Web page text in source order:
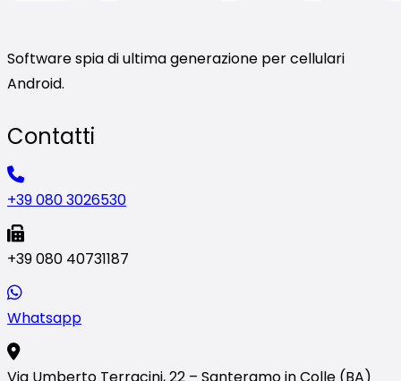
Software spia di ultima generazione per cellulari
Android.
Contatti
+39 080 3026530
+39 080 40731187
Whatsapp
Via Umberto Terracini, 22 – Santeramo in Colle (BA)